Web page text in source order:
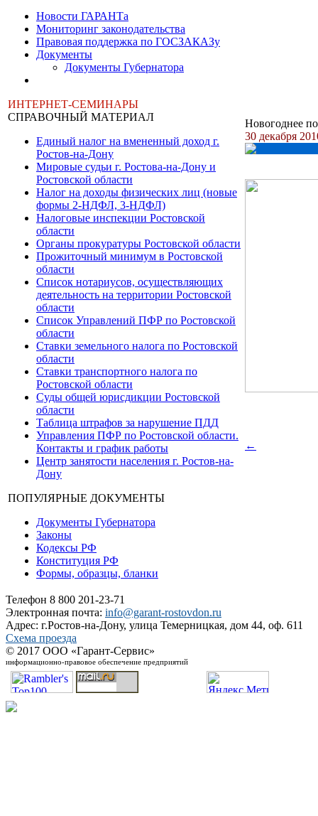
Новости ГАРАНТа
Мониторинг законодательства
Правовая поддержка по ГОСЗАКАЗу
Документы
Документы Губернатора
ИНТЕРНЕТ-СЕМИНАРЫ
СПРАВОЧНЫЙ МАТЕРИАЛ
Единый налог на вмененный доход г.
Ростов-на-Дону
Мировые судьи г. Ростова-на-Дону и
Ростовской области
Налог на доходы физических лиц (новые
формы 2-НДФЛ, 3-НДФЛ)
Налоговые инспекции Ростовской
области
Органы прокуратуры Ростовской области
Прожиточный минимум в Ростовской
области
Список нотариусов, осуществляющих
деятельность на территории Ростовской
области
Список Управлений ПФР по Ростовской
области
Ставки земельного налога по Ростовской
области
Ставки транспортного налога по
Ростовской области
Суды общей юрисдикции Ростовской
области
Таблица штрафов за нарушение ПДД
Управления ПФР по Ростовской области.
Контакты и график работы
Центр занятости населения г. Ростов-на-
Дону
ПОПУЛЯРНЫЕ ДОКУМЕНТЫ
Документы Губернатора
Законы
Кодексы РФ
Конституция РФ
Формы, образцы, бланки
Новогоднее
30 декабря
←
Телефон 8 800 201-23-71
Электронная почта: info@garant-rostovdon.ru
Адрес: г.Ростов-на-Дону, улица Темерницкая, дом 44, оф. 611
Схема проезда
© 2017 ООО «Гарант-Сервис»
информационно-правовое обеспечение предприятий